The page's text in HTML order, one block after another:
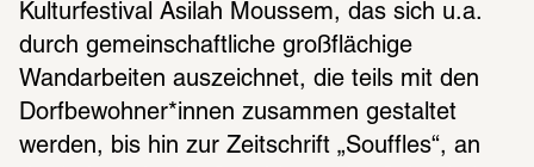
Kulturfestival Asilah Moussem, das sich u.a.
durch gemeinschaftliche großflächige
Wandarbeiten auszeichnet, die teils mit den
Dorfbewohner*innen zusammen gestaltet
werden, bis hin zur Zeitschrift „Souffles“, an